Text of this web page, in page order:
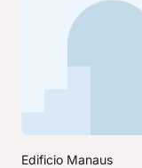
Edificio Manaus